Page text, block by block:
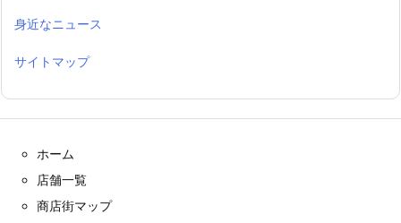
身近なニュース
サイトマップ
ホーム
店舗一覧
商店街マップ